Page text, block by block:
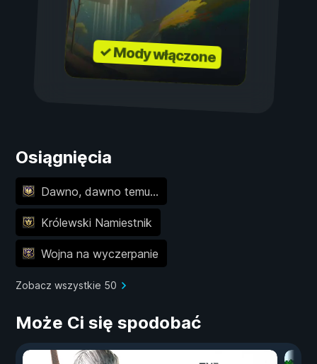
✓ Mody włączone
Osiągnięcia
Dawno, dawno temu...
Królewski Namiestnik
Wojna na wyczerpanie
Zobacz wszystkie 50
Może Ci się spodobać